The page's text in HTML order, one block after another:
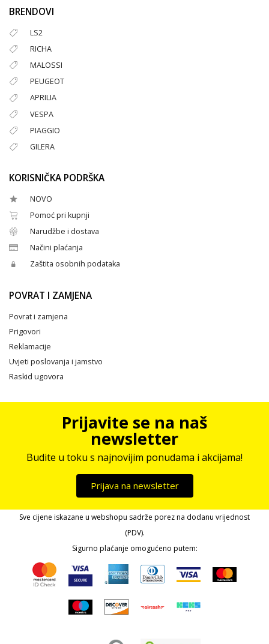
BRENDOVI
LS2
RICHA
MALOSSI
PEUGEOT
APRILIA
VESPA
PIAGGIO
GILERA
KORISNIČKA PODRŠKA
NOVO
Pomoć pri kupnji
Narudžbe i dostava
Načini plaćanja
Zaštita osobnih podataka
POVRAT I ZAMJENA
Povrat i zamjena
Prigovori
Reklamacije
Uvjeti poslovanja i jamstvo
Raskid ugovora
Prijavite se na naš
newsletter
Budite u toku s najnovijim ponudama i akcijama!
Prijava na newsletter
Sve cijene iskazane u webshopu sadrže porez na dodanu vrijednost
(PDV).
Sigurno plaćanje omogućeno putem: